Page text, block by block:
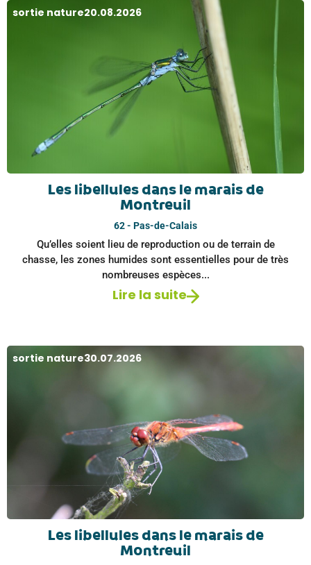
sortie nature20.08.2026
Les libellules dans le marais de
Montreuil
62 - Pas-de-Calais
Qu’elles soient lieu de reproduction ou de terrain de
chasse, les zones humides sont essentielles pour de très
nombreuses espèces...
Lire la suite
sortie nature30.07.2026
Les libellules dans le marais de
Montreuil